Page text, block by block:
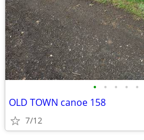
• • • • •
OLD TOWN canoe 158
7/12